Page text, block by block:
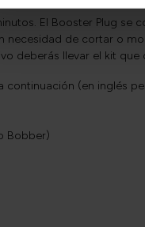
El Booster Plug se
necesidad de cortar o
deberás llevar el kit
continuación (en inglés
Bobber)